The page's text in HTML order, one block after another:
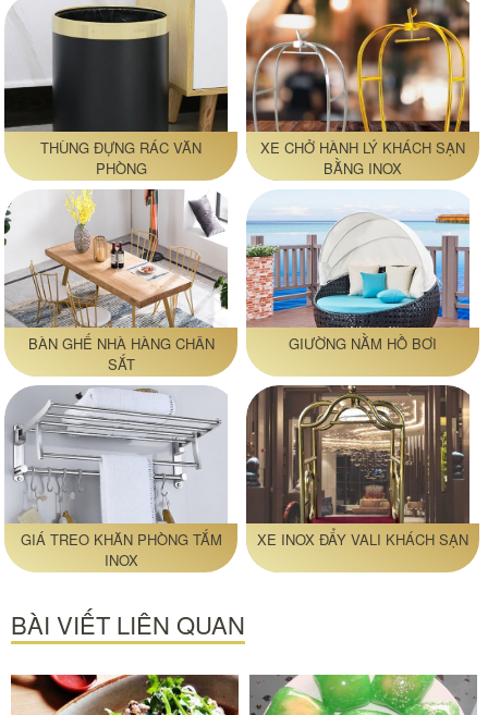
THÙNG ĐỰNG RÁC VĂN
PHÒNG
XE CHỞ HÀNH LÝ KHÁCH SẠN
BẰNG INOX
BÀN GHẾ NHÀ HÀNG CHÂN
SẮT
GIƯỜNG NẰM HỒ BƠI
GIÁ TREO KHĂN PHÒNG TẮM
INOX
XE INOX ĐẨY VALI KHÁCH SẠN
BÀI VIẾT LIÊN QUAN